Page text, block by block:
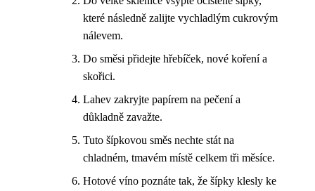
které následně zalijte vychladlým cukrovým
nálevem.
Do směsi přidejte hřebíček, nové koření a
skořici.
Lahev zakryjte papírem na pečení a
důkladně zavažte.
Tuto šípkovou směs nechte stát na
chladném, tmavém místě celkem tři měsíce.
Hotové víno poznáte tak, že šípky klesly ke